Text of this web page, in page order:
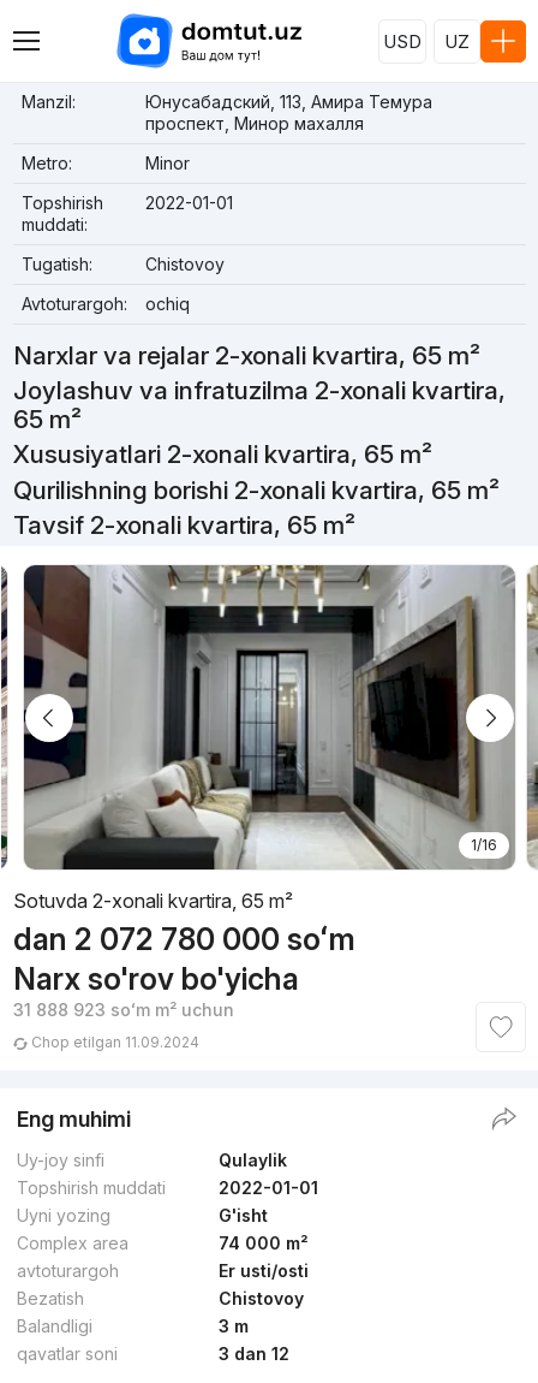
USD UZ
Manzil:
Юнусабадский, 113, Амира Темура
проспект, Минор махалля
Metro:
Minor
Topshirish
muddati:
2022-01-01
Tugatish:
Chistovoy
Avtoturargoh:
ochiq
Narxlar va rejalar 2-xonali kvartira, 65 m²
Joylashuv va infratuzilma 2-xonali kvartira,
65 m²
Xususiyatlari 2-xonali kvartira, 65 m²
Qurilishning borishi 2-xonali kvartira, 65 m²
Tavsif 2-xonali kvartira, 65 m²
1/16
Sotuvda 2-xonali kvartira, 65 m²
dan 2 072 780 000 soʻm
Narx so'rov bo'yicha
31 888 923 soʻmm² uchun
Chop etilgan 11.09.2024
Eng muhimi
Uy-joy sinfi
Qulaylik
Topshirish muddati
2022-01-01
Uyni yozing
G'isht
Complex area
74 000 m²
avtoturargoh
Er usti/osti
Bezatish
Chistovoy
Balandligi
3 m
qavatlar soni
3 dan 12